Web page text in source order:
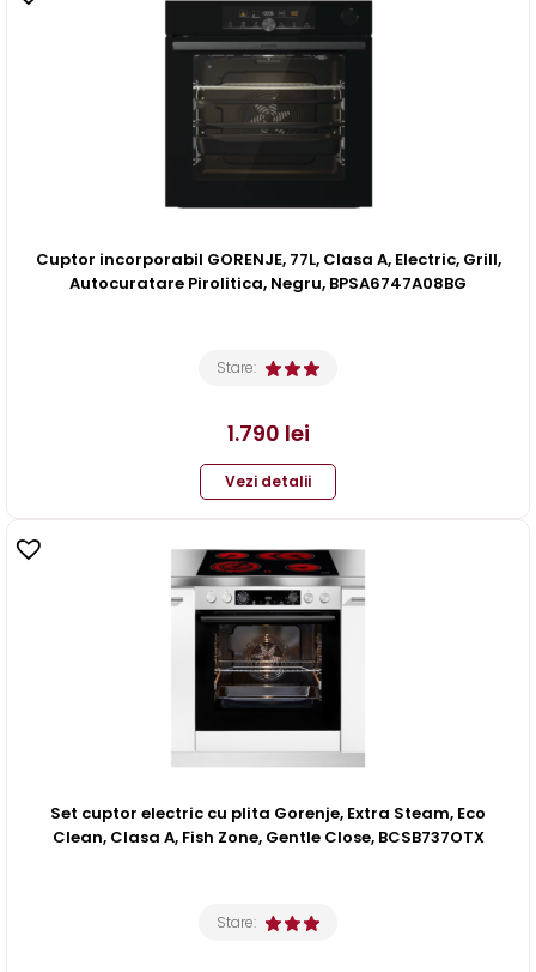
Cuptor incorporabil GORENJE, 77L, Clasa A, Electric, Grill,
Autocuratare Pirolitica, Negru, BPSA6747A08BG
Stare:
1.790 lei
Vezi detalii
Set cuptor electric cu plita Gorenje, Extra Steam, Eco
Clean, Clasa A, Fish Zone, Gentle Close, BCSB737OTX
Stare: